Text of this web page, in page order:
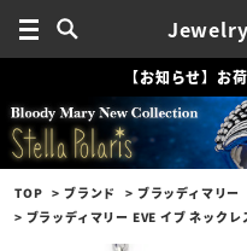
【お知らせ】お
TOP ブランド
ブラッディマリー
ブラッディマリー EVE イブ ネックレ